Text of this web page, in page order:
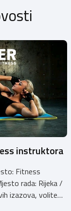
instruktora
Fitness
rada: Rijeka /
izazova, volite